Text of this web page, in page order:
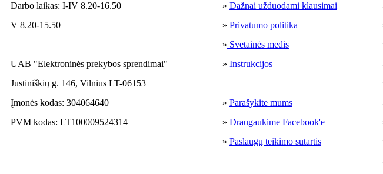
Darbo laikas: I-IV 8.20-16.50
» Dažnai užduodami klausimai
V 8.20-15.50
» Privatumo politika
» Svetainės medis
UAB "Elektroninės prekybos sprendimai"
» Instrukcijos
Justiniškių g. 146, Vilnius LT-06153
Įmonės kodas: 304064640
» Parašykite mums
PVM kodas: LT100009524314
» Draugaukime Facebook'e
» Paslaugų teikimo sutartis